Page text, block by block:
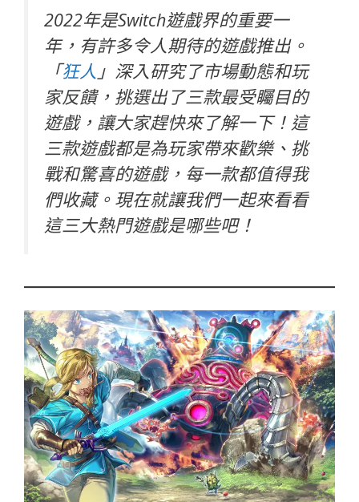
2022年是Switch遊戲界的重要一
年，有許多令人期待的遊戲推出。
「狂人 」 深入研究了市場動態和玩
家反饋，挑選出了三款最受矚目的
遊戲，讓大家趕快來了解一下！這
三款遊戲都是為玩家帶來歡樂、挑
戰和驚喜的遊戲，每一款都值得我
們收藏。現在就讓我們一起來看看
這三大熱門遊戲是哪些吧！